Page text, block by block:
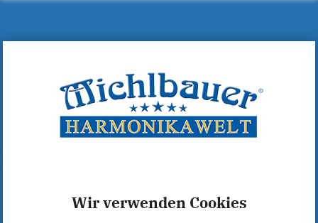
Wir verwenden Cookies
MICHLBAUER GmbH
A-6600 Reutte, Lindenstraße 14
+43 (0)5672 72060